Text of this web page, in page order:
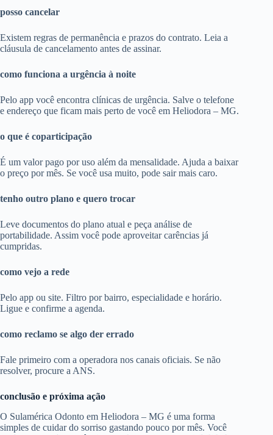
posso cancelar
Existem regras de permanência e prazos do contrato. Leia a
cláusula de cancelamento antes de assinar.
como funciona a urgência à noite
Pelo app você encontra clínicas de urgência. Salve o telefone
e endereço que ficam mais perto de você em Heliodora – MG.
o que é coparticipação
É um valor pago por uso além da mensalidade. Ajuda a baixar
o preço por mês. Se você usa muito, pode sair mais caro.
tenho outro plano e quero trocar
Leve documentos do plano atual e peça análise de
portabilidade. Assim você pode aproveitar carências já
cumpridas.
como vejo a rede
Pelo app ou site. Filtro por bairro, especialidade e horário.
Ligue e confirme a agenda.
como reclamo se algo der errado
Fale primeiro com a operadora nos canais oficiais. Se não
resolver, procure a ANS.
conclusão e próxima ação
O Sulamérica Odonto em Heliodora – MG é uma forma
simples de cuidar do sorriso gastando pouco por mês. Você